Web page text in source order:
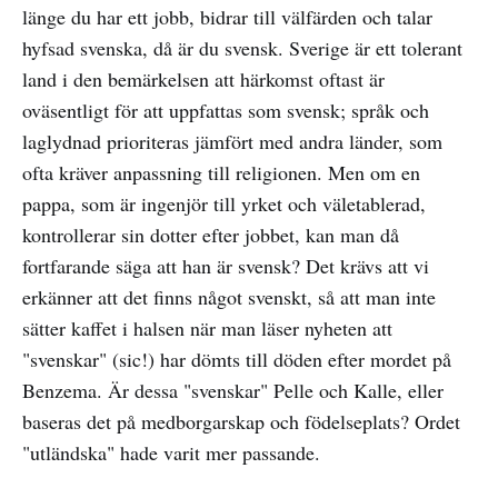
länge du har ett jobb, bidrar till välfärden och talar
hyfsad svenska, då är du svensk. Sverige är ett tolerant
land i den bemärkelsen att härkomst oftast är
oväsentligt för att uppfattas som svensk; språk och
laglydnad prioriteras jämfört med andra länder, som
ofta kräver anpassning till religionen. Men om en
pappa, som är ingenjör till yrket och väletablerad,
kontrollerar sin dotter efter jobbet, kan man då
fortfarande säga att han är svensk? Det krävs att vi
erkänner att det finns något svenskt, så att man inte
sätter kaffet i halsen när man läser nyheten att
"svenskar" (sic!) har dömts till döden efter mordet på
Benzema. Är dessa "svenskar" Pelle och Kalle, eller
baseras det på medborgarskap och födelseplats? Ordet
"utländska" hade varit mer passande.